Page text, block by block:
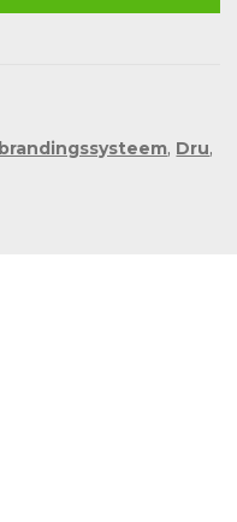
, Dru,